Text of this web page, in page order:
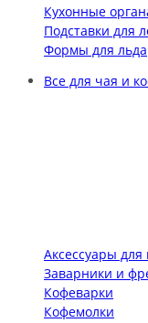
Кухонные
Подставки для
Формы для льда
Все для чая и
Аксессуары
Заварники и
Кофеварки
Кофемолки